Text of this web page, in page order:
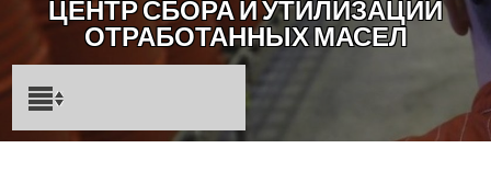
ЦЕНТР СБОРА И УТИЛИЗАЦИИ
ОТРАБОТАННЫХ МАСЕЛ